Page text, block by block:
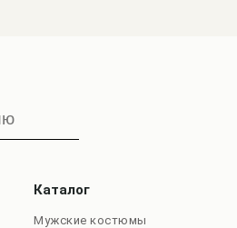
Каталог
Мужские костюмы